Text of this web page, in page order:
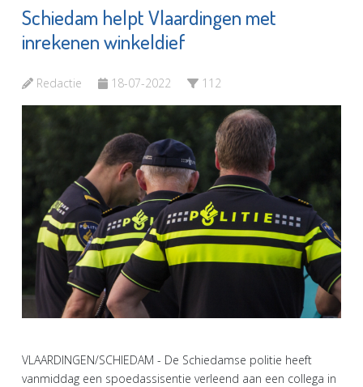
Schiedam helpt Vlaardingen met
inrekenen winkeldief
Redactie 18-07-2022 112
VLAARDINGEN/SCHIEDAM - De Schiedamse politie heeft
vanmiddag een spoedassisentie verleend aan een collega in